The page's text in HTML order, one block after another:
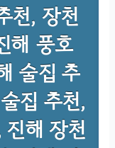
천, 장천
해 풍호
술집 추
집 추천,
해 장천